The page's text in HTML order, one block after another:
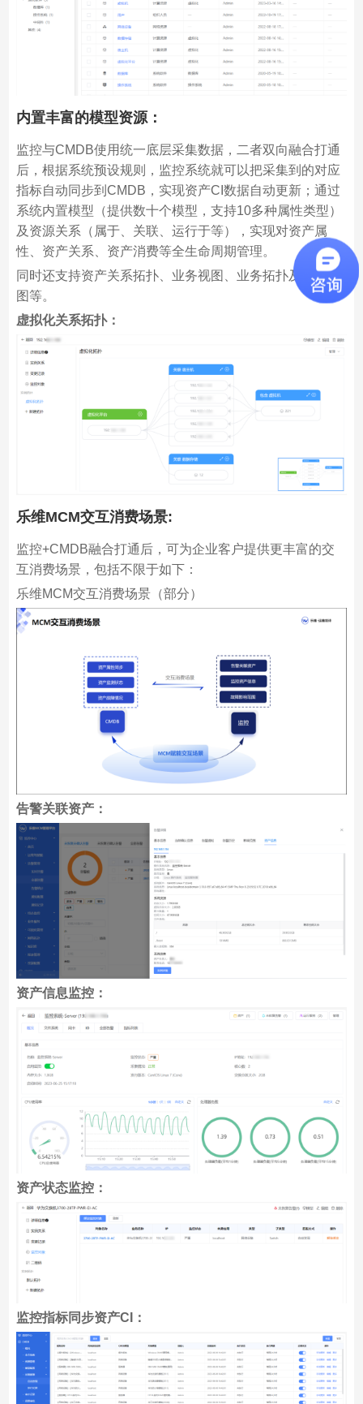
内置丰富的模型资源：
监控与CMDB使用统一底层采集数据，二者双向融合打通
后，根据系统预设规则，监控系统就可以把采集到的对应
指标自动同步到CMDB，实现资产CI数据自动更新；通过
系统内置模型（提供数十个模型，支持10多种属性类型）
及资源关系（属于、关联、运行于等），实现对资产属
性、资产关系、资产消费等全生命周期管理。
同时还支持资产关系拓扑、业务视图、业务拓扑及机房视
图等。
虚拟化关系拓扑：
乐维MCM交互消费场景:
监控+CMDB融合打通后，可为企业客户提供更丰富的交
互消费场景，包括不限于如下：
乐维MCM交互消费场景（部分）
告警关联资产：
资产信息监控：
资产状态监控：
监控指标同步资产CI：